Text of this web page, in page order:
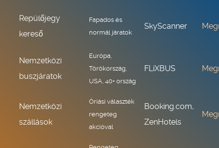
Repülőjegy
kereső
Fapados és
normál járatok
SkyScanner
Nemzetközi
buszjáratok
Európa,
Törökország,
USA, 40+ ország
FLiXBUS
Nemzetközi
szállások
Óriási választék
rengeteg
akcióval
Booking.com,
ZenHotels